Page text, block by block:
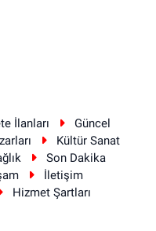
İlanları
Güncel
Kültür Sanat
Son Dakika
İletişim
Hizmet Şartları